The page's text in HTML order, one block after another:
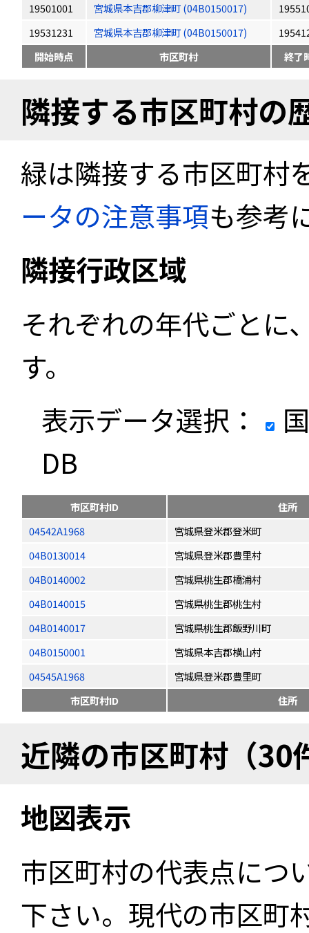
19501001
宮城県本吉郡柳津町 (04B0150017)
19531231
宮城県本吉郡柳津町 (04B0150017)
開始時点
市区町村 終了
隣接する市区町村の
緑は隣接する市区町村
ータの注意事項も参考
隣接行政区域
それぞれの年代ごとに
す。
表示データ選択：
DB
市区町村ID
住所
04542A1968
宮城県登米郡登米町
04B0130014
宮城県登米郡豊里村
04B0140002
宮城県桃生郡橋浦村
04B0140015
宮城県桃生郡桃生村
04B0140017
宮城県桃生郡飯野川町
04B0150001
宮城県本吉郡横山村
04545A1968
宮城県登米郡豊里町
市区町村ID
住所
近隣の市区町村（30
地図表示
市区町村の代表点につ
下さい。現代の市区町